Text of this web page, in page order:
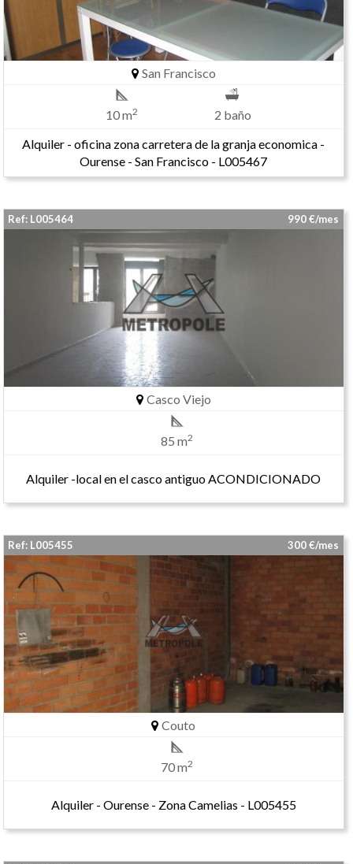
San Francisco
10 m2
2 baño
Alquiler - oficina zona carretera de la granja economica -
Ourense - San Francisco - L005467
Ref: L005464 990 €/mes
Casco Viejo
85 m2
Alquiler -local en el casco antiguo ACONDICIONADO
Ref: L005455 300 €/mes
Couto
70 m2
Alquiler - Ourense - Zona Camelias - L005455